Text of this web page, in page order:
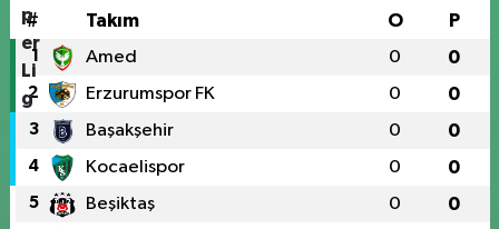
# Takım O P
1 Amed 0 0
2 Erzurumspor FK 0 0
3 Başakşehir 0 0
4 Kocaelispor 0 0
5 Beşiktaş 0 0